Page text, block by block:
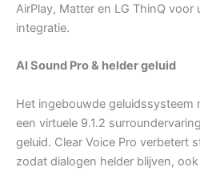
AirPlay, Matter en LG ThinQ
integratie.
AI Sound Pro & helder geluid
Het ingebouwde geluidssysteem
een virtuele 9.1.2
geluid. Clear Voice Pro verbetert
zodat dialogen helder blijven,